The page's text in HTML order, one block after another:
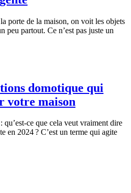
porte de la maison, on voit les objets
peu partout. Ce n’est pas juste un
domotique qui
votre maison
qu’est-ce que cela veut vraiment dire
en 2024 ? C’est un terme qui agite